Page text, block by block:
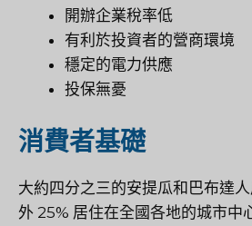
開辦企業稅率低
有利於投資者的營商環境
穩定的電力供應
投保無憂
消費者基礎
大約四分之三的安提瓜和巴布達
外 25% 居住在全國各地的城市中